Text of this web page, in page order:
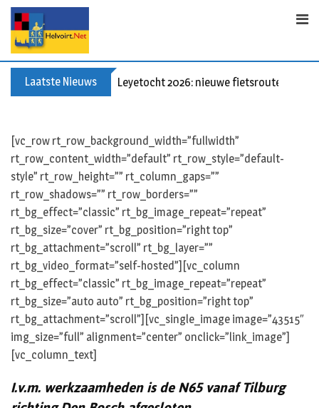
Skip
content
Laatste Nieuws Leyetocht 2026: nieuwe fietsroutes
[vc_row rt_row_background_width=”fullwidth”
rt_row_content_width=”default” rt_row_style=”default-
style” rt_row_height=”” rt_column_gaps=””
rt_row_shadows=”” rt_row_borders=””
rt_bg_effect=”classic” rt_bg_image_repeat=”repeat”
rt_bg_size=”cover” rt_bg_position=”right top”
rt_bg_attachment=”scroll” rt_bg_layer=””
rt_bg_video_format=”self-hosted”][vc_column
rt_bg_effect=”classic” rt_bg_image_repeat=”repeat”
rt_bg_size=”auto auto” rt_bg_position=”right top”
rt_bg_attachment=”scroll”][vc_single_image image=”43515″
img_size=”full” alignment=”center” onclick=”link_image”]
[vc_column_text]
I.v.m. werkzaamheden is de N65 vanaf Tilburg